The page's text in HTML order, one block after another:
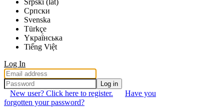
Srpski (lat)
Српски
Svenska
Türkçe
Yкраї́нська
Tiếng Việt
Log In
Log in
New user? Click here to register.
Have you
forgotten your password?